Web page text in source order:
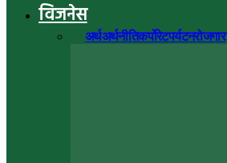
विजनेस
अर्थअर्थनीतिकर्पोरेटपर्यटनरोजगार